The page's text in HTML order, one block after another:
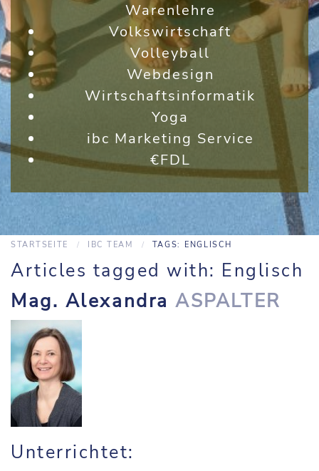
Warenlehre
Volkswirtschaft
Volleyball
Webdesign
Wirtschaftsinformatik
Yoga
ibc Marketing Service
€FDL
STARTSEITE IBC TEAM TAGS: ENGLISCH
Articles tagged with: Englisch
Mag. AlexandraASPALTER
Unterrichtet: